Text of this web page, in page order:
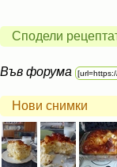
Сподели
Във форума
Нови снимки